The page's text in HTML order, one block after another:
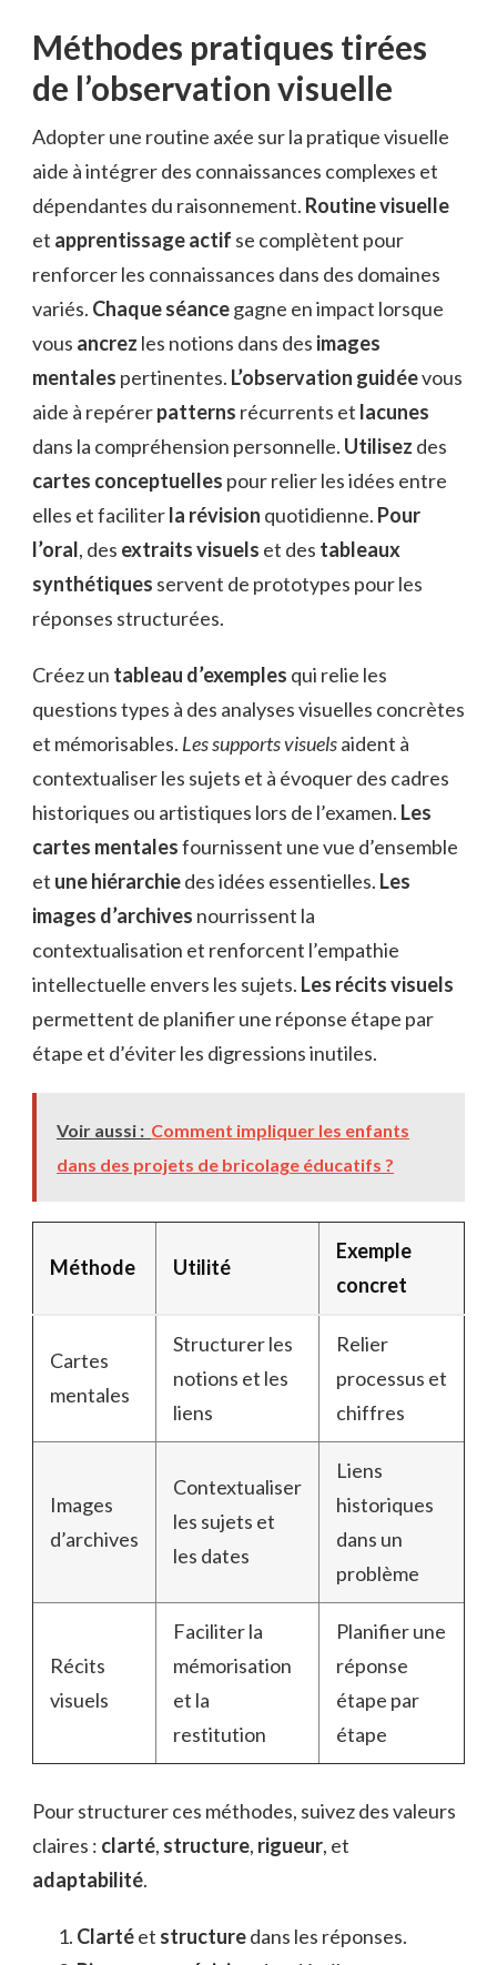
Méthodes pratiques tirées
de l’observation visuelle
Adopter une routine axée sur la pratique visuelle
aide à intégrer des connaissances complexes et
dépendantes du raisonnement. Routine visuelle
et apprentissage actif se complètent pour
renforcer les connaissances dans des domaines
variés. Chaque séancegagne en impact lorsque
vous ancrez les notions dans des images
mentales pertinentes. L’observation guidéevous
aide à repérerpatterns récurrents et lacunes
dans la compréhension personnelle. Utilisez des
cartes conceptuelles pour relier les idées entre
elles et faciliterla révision quotidienne. Pour
l’oral, des extraits visuels et des tableaux
synthétiques servent de prototypes pour les
réponses structurées.
Créez un tableau d’exemples qui relie les
questions types à des analyses visuelles concrètes
et mémorisables. Les supports visuelsaident à
contextualiser les sujets et à évoquer des cadres
historiques ou artistiques lors de l’examen. Les
cartes mentalesfournissent une vue d’ensemble
et une hiérarchiedes idées essentielles. Les
images d’archives nourrissent la
contextualisation et renforcent l’empathie
intellectuelle envers les sujets. Les récits visuels
permettent de planifier une réponse étape par
étape et d’éviter les digressions inutiles.
Voir aussi : Comment impliquer les enfants
dans des projets de bricolage éducatifs ?
Méthode Utilité
Exemple
concret
Cartes
mentales
Structurer les
notions et les
liens
Relier
processus et
chiffres
Images
d’archives
Contextualiser
les sujets et
les dates
Liens
historiques
dans un
problème
Récits
visuels
Faciliter la
mémorisation
et la
restitution
Planifier une
réponse
étape par
étape
Pour structurer ces méthodes, suivez des valeurs
claires : clarté, structure, rigueur, et
adaptabilité.
Clartéet structuredans les réponses.